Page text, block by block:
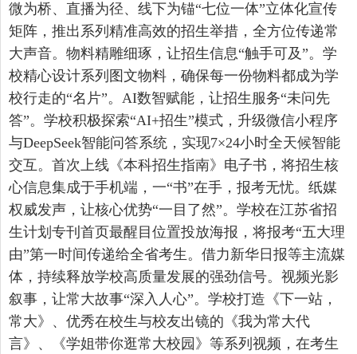
微为桥、直播为径、线下为锚“七位一体”立体化宣传
矩阵，推出系列精准高效的招生举措，全方位传递常
大声音。物料精雕细琢，让招生信息“触手可及”。学
校精心设计系列图文物料，确保每一份物料都成为学
校行走的“名片”。AI数智赋能，让招生服务“未问先
答”。学校积极探索“AI+招生”模式，升级微信小程序
与DeepSeek智能问答系统，实现7×24小时全天候智能
交互。首次上线《本科招生指南》电子书，将招生核
心信息集成于手机端，一“书”在手，报考无忧。纸媒
权威发声，让核心优势“一目了然”。学校在江苏省招
生计划专刊首页最醒目位置投放海报，将报考“五大理
由”第一时间传递给全省考生。借力新华日报等主流媒
体，持续释放学校高质量发展的强劲信号。视频光影
叙事，让常大故事“深入人心”。学校打造《下一站，
常大》 、 优秀在校生与校友出镜的《我为常大代
言》 、 《学姐带你逛常大校园》 等系列视频 ，在考生